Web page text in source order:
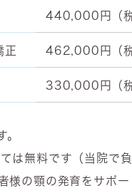
440,000円（税
正 462,000円（税
330,000円（税
は無料です（当院で負
の顎の発育をサポ